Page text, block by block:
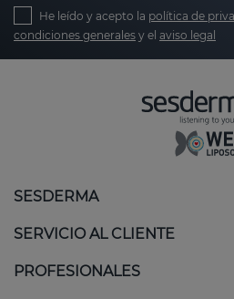
He leído y acepto la política de
condiciones generales y el aviso legal
SESDERMA
SERVICIO AL CLIENTE
PROFESIONALES